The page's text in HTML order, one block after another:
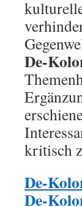
De-
kritisch
De-
De-